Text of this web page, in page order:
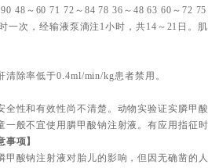
48～60 71 72～84 78 36～48 63 60～72
一次，经输液泵滴注1小时，共14～21日。
除率低于0.4ml/min/kg患者禁用。
全性和有效性尚不清楚。动物实验证实膦甲
般不宜使用膦甲酸钠注射液。有应用指征
事项】
甲酸钠注射液对胎儿的影响，但因无确凿的